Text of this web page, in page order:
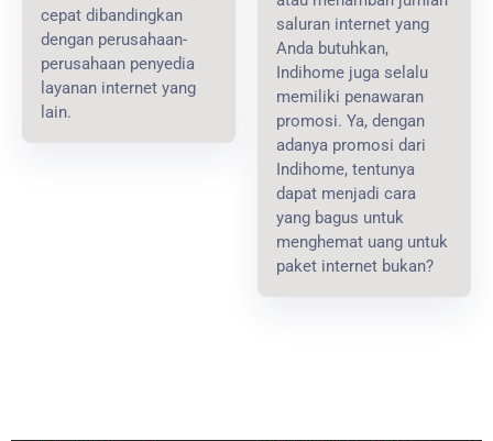
cepat dibandingkan
dengan perusahaan-
perusahaan penyedia
layanan internet yang
lain.
saluran internet yang
Anda butuhkan,
Indihome juga selalu
memiliki penawaran
promosi. Ya, dengan
adanya promosi dari
Indihome, tentunya
dapat menjadi cara
yang bagus untuk
menghemat uang untuk
paket internet bukan?